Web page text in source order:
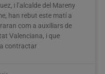
i l’alcalde del Mareny
han rebut este matí a
com a auxiliars de
Valenciana, i que
contractar